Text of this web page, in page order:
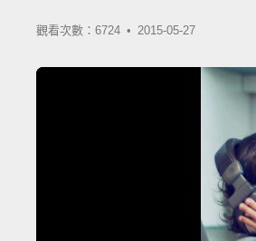
觀看次數：6724 • 2015-05-27